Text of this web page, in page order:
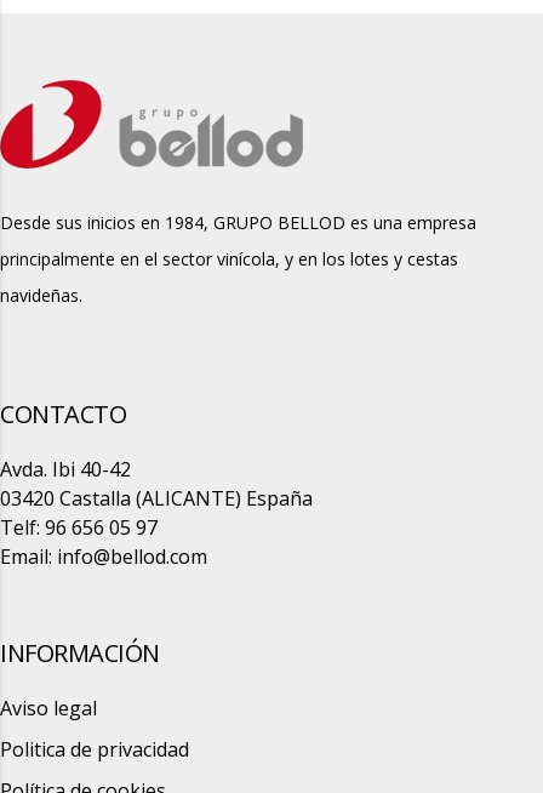
Desde sus inicios en 1984, GRUPO BELLOD es una empresa
principalmente en el sector vinícola, y en los lotes y cestas
navideñas.
CONTACTO
Avda. Ibi 40-42
03420 Castalla (ALICANTE) España
Telf: 96 656 05 97
Email: info@bellod.com
INFORMACIÓN
Aviso legal
Politica de privacidad